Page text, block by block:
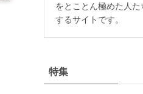
をとことん極めた人
するサイトです。
特集